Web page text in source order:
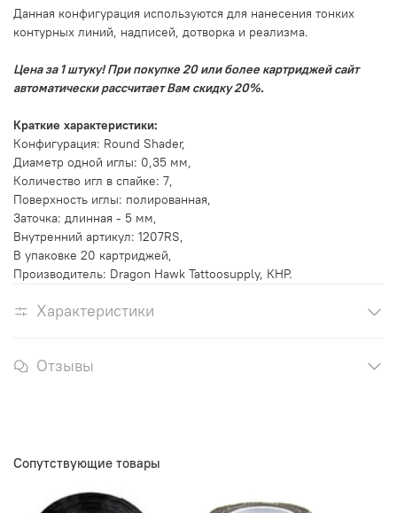
Данная конфигурация используются для нанесения тонких
контурных линий, надписей, дотворка и реализма.
Цена за 1 штуку! При покупке 20 или более картриджей сайт
автоматически рассчитает Вам скидку 20%.
Краткие характеристики:
Конфигурация: Round Shader,
Диаметр одной иглы: 0,35 мм,
Количество игл в спайке: 7,
Поверхность иглы: полированная,
Заточка: длинная - 5 мм,
Внутренний артикул: 1207RS,
В упаковке 20 картриджей,
Производитель: Dragon Hawk Tattoosupply, КНР.
Характеристики
Отзывы
Сопутствующие товары